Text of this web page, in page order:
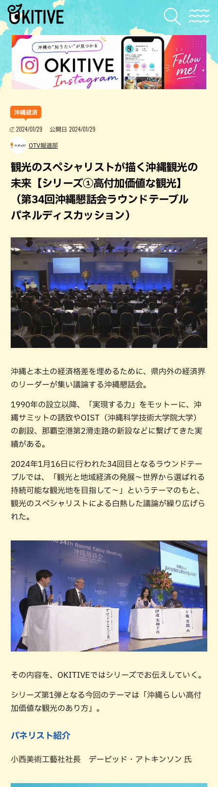
沖縄経済
2024/01/29 公開日 2024/01/29
OTV報道部
観光のスペシャリストが描く沖縄観光の
未来【シリーズ①高付加価値な観光】
（第34回沖縄懇話会ラウンドテーブル
パネルディスカッション）
沖縄と本土の経済格差を埋めるために、県内外の経済界
のリーダーが集い議論する沖縄懇話会。
1990年の設立以降、「実現する力」をモットーに、沖
縄サミットの誘致やOIST（沖縄科学技術大学院大学）
の創設、那覇空港第2滑走路の新設などに繋げてきた実
績がある。
2024年1月16日に行われた34回目となるラウンドテー
ブルでは、「観光と地域経済の発展～世界から選ばれる
持続可能な観光地を目指して～」というテーマのもと、
観光のスペシャリストによる白熱した議論が繰り広げら
れた。
その内容を、OKITIVEではシリーズでお伝えしていく。
シリーズ第1弾となる今回のテーマは「沖縄らしい高付
加価値な観光のあり方」。
パネリスト紹介
小西美術工藝社社長 デービッド・アトキンソン 氏